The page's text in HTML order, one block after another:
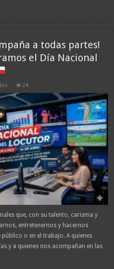
desde
el
Palacio
de
a todas partes!
el Día Nacional
¡La
voz
que
nos
acompaña
a
todas
partes!
Hoy,
14
de
abril,
celebramos
el
Día
Nacional
del
Locutor
en
24
que, con su talento, carisma y
entretenernos y hacernos
o en el trabajo. A quienes
y a quienes nos acompañan en las